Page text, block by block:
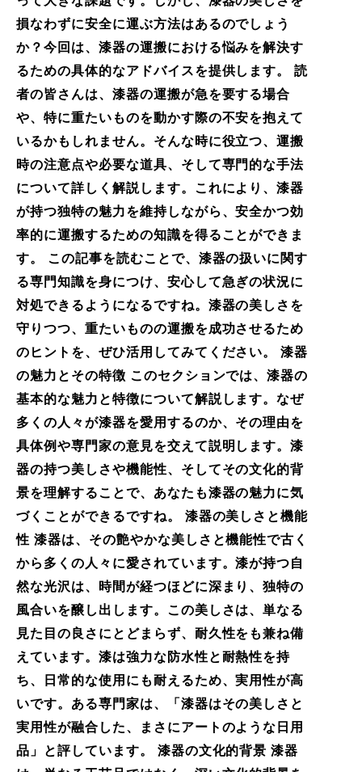
損なわずに安全に運ぶ方法はあるのでしょう
か？今回は、漆器の運搬における悩みを解決す
るための具体的なアドバイスを提供します。 読
者の皆さんは、漆器の運搬が急を要する場合
や、特に重たいものを動かす際の不安を抱えて
いるかもしれません。そんな時に役立つ、運搬
時の注意点や必要な道具、そして専門的な手法
について詳しく解説します。これにより、漆器
が持つ独特の魅力を維持しながら、安全かつ効
率的に運搬するための知識を得ることができま
す。 この記事を読むことで、漆器の扱いに関す
る専門知識を身につけ、安心して急ぎの状況に
対処できるようになるですね。漆器の美しさを
守りつつ、重たいものの運搬を成功させるため
のヒントを、ぜひ活用してみてください。 漆器
の魅力とその特徴 このセクションでは、漆器の
基本的な魅力と特徴について解説します。なぜ
多くの人々が漆器を愛用するのか、その理由を
具体例や専門家の意見を交えて説明します。漆
器の持つ美しさや機能性、そしてその文化的背
景を理解することで、あなたも漆器の魅力に気
づくことができるですね。 漆器の美しさと機能
性 漆器は、その艶やかな美しさと機能性で古く
から多くの人々に愛されています。漆が持つ自
然な光沢は、時間が経つほどに深まり、独特の
風合いを醸し出します。この美しさは、単なる
見た目の良さにとどまらず、耐久性をも兼ね備
えています。漆は強力な防水性と耐熱性を持
ち、日常的な使用にも耐えるため、実用性が高
いです。ある専門家は、「漆器はその美しさと
実用性が融合した、まさにアートのような日用
品」と評しています。 漆器の文化的背景 漆器